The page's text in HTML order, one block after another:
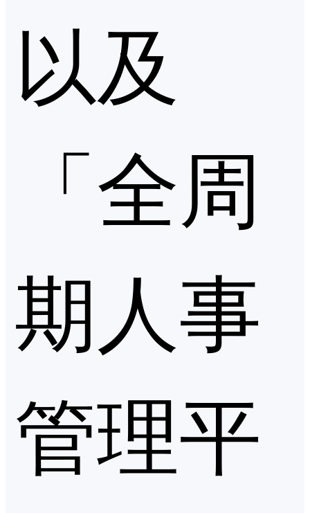
以及
「全周
期人事
管理平